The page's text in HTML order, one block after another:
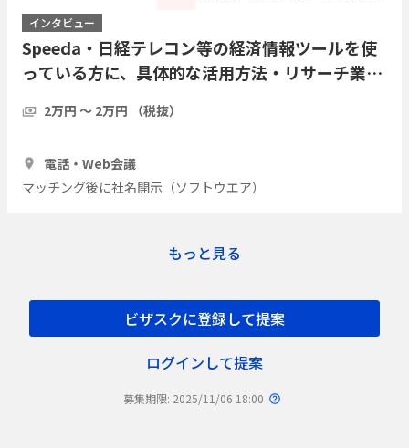
インタビュー
Speeda・日経テレコン等の経済情報ツールを使
っている方に、具体的な活用方法・リサーチ業務
2万円 〜 2万円 （税抜）
電話・Web会議
マッチング後に社名開示（ソフトウエア）
もっと見る
ビザスクに登録して提案
ログインして提案
募集期限: 2025/11/06 18:00